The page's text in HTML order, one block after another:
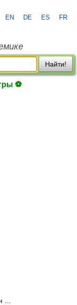
EN DE ES FR
Найти!
⚽
…